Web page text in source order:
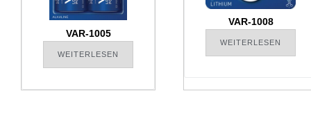
VAR-1005
WEITERLESEN
VAR-1008
WEITERLESEN